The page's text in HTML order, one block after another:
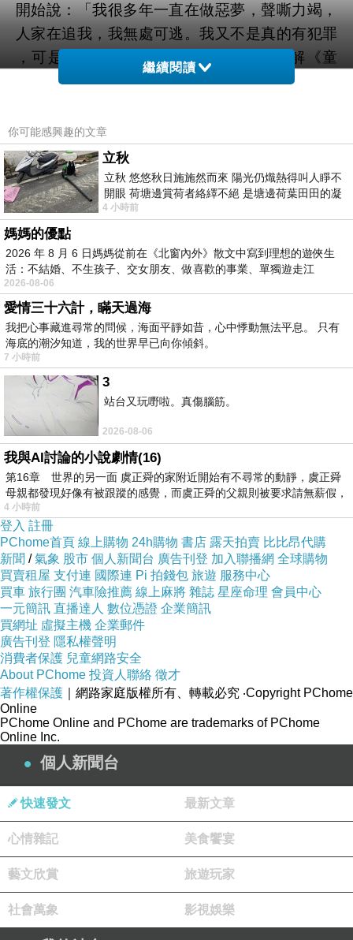
開始說：「我很多年一直在做惡夢，聲嘶力竭，
人家在追我，我無處可逃。我又不是真的有犯罪
，可是我的罪名很重…… 」我才慢慢了解《童
夢》說的是甚麼：是繪畫、是時代／威權的壓
失去的子女、是對知音人的尋找、是從不停下腳
步的努力，堅持，努力。
1950年生於萬華的呂游銘從小就有藝術天分，其
母回憶他好小的時候就會把火柴棒排列成車，並
用手指將火柴棒折成圓形當輪胎。就讀龍山國小
時，受到了一輩子的恩師鄭明進的鼓勵，從此與
繪畫結下不解之緣。因為繪畫，他為校爭光，獲
得國內國外獎項；因為繪畫，就讀復興美工的他
順利娶得就讀政大外文的美嬌娘；因為繪畫，他
在歐、美、日都備受注目。然而相反地，因為繪
畫，學校認為他是不好好念書的壞榜樣，多次告
誡他的父母，逼使最愛畫畫的他得由明轉暗，猶
如做賊般的偷偷畫，在心底留下了極深的陰影；
因為繪畫，因為堅持，因為不能忘本，他跟太太
的教育方針與美國的大環境起了衝突，女兒拒絕
再與他們聯繫，兒子用英文控訴他們忙著工作，
親子缺乏互動，「但我不怪她。」兒子的輕描淡
寫對比母親的眼淚，家家有經家家難念。與兒女
之間的嚴重隔閡，是否有修補的一天？是否難如
補天？
感傷的部分只有一些，更多的是呂游銘的童真。
他開車追火車、追太陽、追月亮、停在路邊拍
鹿、停在加油站旁拍鳥、跑到峽谷、岸邊、星空
中拍下一張張優美如畫的照片。他說：「我只要
出來，我就要盡其所能，我能到每個地方，而且
要有深度，深入去看，不是走馬看花。這是我受
到的一個很大的感動跟啟發。很多地方真的是
once a life，你去那些地方感受那些事情，很可
能一輩子只有一次，不能夠把它輕易放掉。」也
許唯有抱有赤子之心，唯有熱愛生命，唯有知道
每一個時刻都稍縱即逝，才能用畫筆描繪出既真
實又夢幻的世界吧。
又或者，只因為這是他唯一知道的表達自我，也
是與世界交流的方式呢？
影片中有對照的兩幕很有趣：中年大叔買畫殺
繼續閱讀
你可能感興趣的文章
立秋
立秋 悠悠秋日施施然而來 陽光仍熾熱得叫人睜不
開眼 荷塘邊賞荷者絡繹不絕 是塘邊荷葉田田的凝
望 風中飄逸的是映日荷花別樣紅
4 小時前
媽媽的優點
2026 年 8 月 6 日媽媽從前在《北窗內外》散文中寫到理想的遊俠生
活：不結婚、不生孩子、交女朋友、做喜歡的事業、單獨遊走江
湖⋯⋯，
2026-08-06
愛情三十六計，瞞天過海
我把心事藏進尋常的問候，海面平靜如昔，心中悸動無法平息。 只有
海底的潮汐知道，我的世界早已向你傾斜。
7 小時前
3
站台又玩嘢啦。真傷腦筋。
2026-08-06
我與AI討論的小說劇情(16)
第16章 世界的另一面 虞正舜的家附近開始有不尋常的動靜，虞正舜
母親都發現好像有被跟蹤的感覺，而虞正舜的父親則被要求請無薪假，
4 小時前
登入 註冊
PChome首頁 線上購物 24h購物 書店 露天拍賣 比比昂代購
新聞 /氣象 股市 個人新聞台 廣告刊登 加入聯播網 全球購物
買賣租屋 支付連 國際連 Pi 拍錢包 旅遊 服務中心
買車 旅行團 汽車險推薦 線上麻將 雜誌 星座命理 會員中心
一元簡訊 直播達人 數位憑證 企業簡訊
買網址 虛擬主機 企業郵件
廣告刊登 隱私權聲明
消費者保護 兒童網路安全
About PChome 投資人聯絡 徵才
著作權保護 ｜網路家庭版權所有、轉載必究 ‧Copyright PChome
Online
PChome Online and PChome are trademarks of PChome
Online Inc.
個人新聞台
快速發文 最新文章
心情雜記 美食饗宴
藝文欣賞 旅遊玩家
社會萬象 影視娛樂